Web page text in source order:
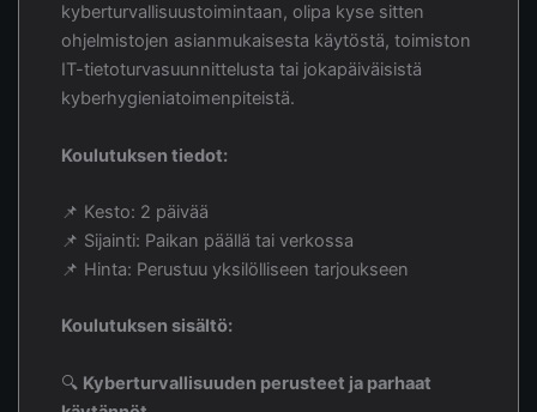
kyberturvallisuustoimintaan, olipa kyse sitten
ohjelmistojen asianmukaisesta käytöstä, toimiston
IT-tietoturvasuunnittelusta tai jokapäiväisistä
kyberhygieniatoimenpiteistä.
Koulutuksen tiedot:
📌 Kesto: 2 päivää
📌 Sijainti: Paikan päällä tai verkossa
📌 Hinta: Perustuu yksilölliseen tarjoukseen
Koulutuksen sisältö:
🔍 Kyberturvallisuuden perusteet ja parhaat